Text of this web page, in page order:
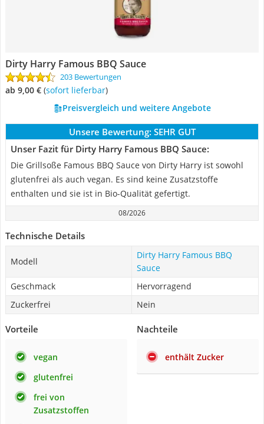
Dirty Harry Famous BBQ Sauce
203 Bewertungen
ab 9,00 € ( Sofort lieferbar)
Preisvergleich und weitere Angebote
Unsere Bewertung: SEHR GUT
Unser Fazit für Dirty Harry Famous BBQ Sauce:
Die Grillsoße Famous BBQ Sauce von Dirty Harry ist sowohl
glutenfrei als auch vegan. Es sind keine Zusatzstoffe
enthalten und sie ist in Bio-Qualität gefertigt.
08/2026
Technische Details
Modell
Dirty Harry Famous BBQ
Sauce
Geschmack
Hervorragend
Zuckerfrei
Nein
Vorteile
vegan
glutenfrei
frei von
Zusatzstoffen
Nachteile
enthält Zucker